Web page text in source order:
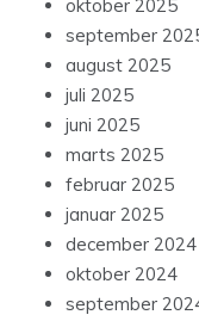
oktober 2025
september
august 2025
juli 2025
juni 2025
marts 2025
februar 2025
januar 2025
december 2024
oktober 2024
september